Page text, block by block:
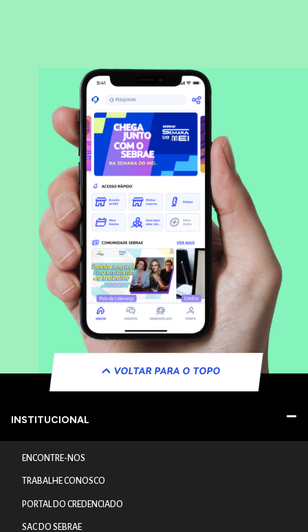
VOLTAR PARA O TOPO
INSTITUCIONAL
ENCONTRE-NOS
TRABALHE CONOSCO
PORTAL DO CREDENCIADO
SAC DO SEBRAE